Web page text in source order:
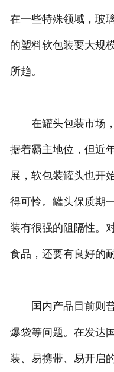
在一些特殊领域，玻
的塑料软包装要大规
所趋。
在罐头包装市场，
据着霸主地位，但近
展，软包装罐头也开
得可怜。罐头保质期
装有很强的阻隔性。
食品，还要有良好的
国内产品目前则普
爆袋等问题。在发达
装、易携带、易开启